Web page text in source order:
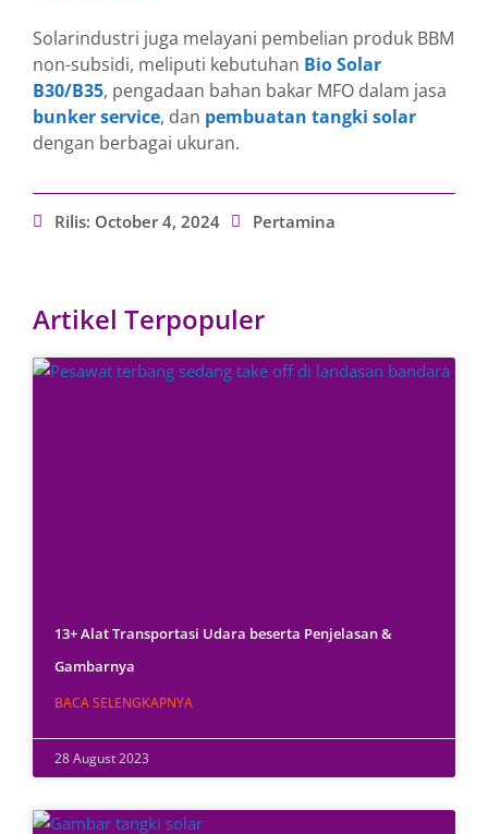
Solarindustri juga melayani pembelian produk BBM
non-subsidi, meliputi kebutuhan Bio Solar
B30/B35, pengadaan bahan bakar MFO dalam jasa
bunker service, dan pembuatan tangki solar
dengan berbagai ukuran.
Rilis: October 4, 2024 Pertamina
Artikel Terpopuler
13+ Alat Transportasi Udara beserta Penjelasan &
Gambarnya
BACA SELENGKAPNYA
28 August 2023